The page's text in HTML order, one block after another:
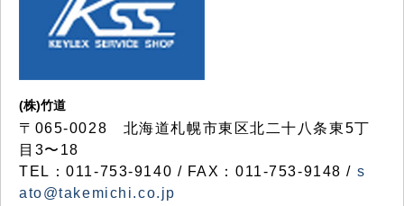
(株)竹道
〒065-0028 北海道札幌市東区北二十八条東5丁
目3〜18
TEL：011-753-9140 / FAX：011-753-9148 / s
ato@takemichi.co.jp